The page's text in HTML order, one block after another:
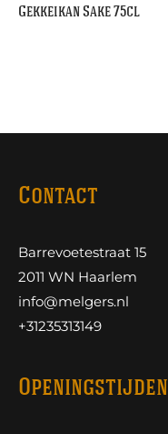
Gekkeikan Sake 75cl
Contact
Barrevoetestraat 15
2011 WN Haarlem
info@melgers.nl
+31235313149
Openingstijden